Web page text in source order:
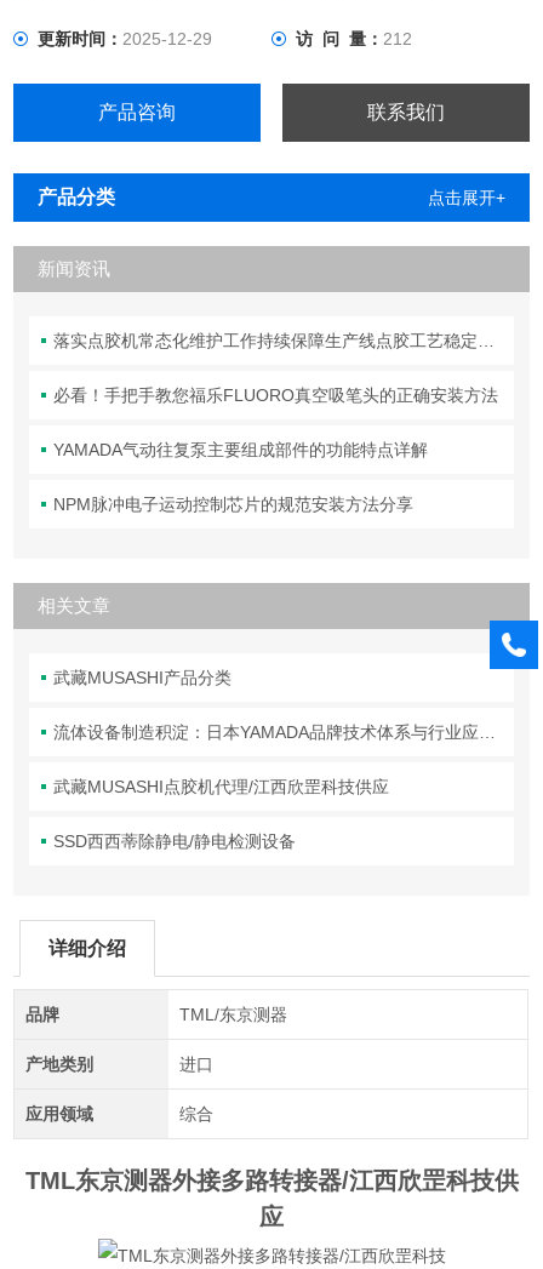
更新时间：2025-12-29 访 问 量： 212
产品咨询 联系我们
产品分类 点击展开+
新闻资讯
落实点胶机常态化维护工作持续保障生产线点胶工艺稳定合规
必看！手把手教您福乐FLUORO真空吸笔头的正确安装方法
YAMADA气动往复泵主要组成部件的功能特点详解
NPM脉冲电子运动控制芯片的规范安装方法分享
相关文章
武藏MUSASHI产品分类
流体设备制造积淀：日本YAMADA品牌技术体系与行业应用解析
武藏MUSASHI点胶机代理/江西欣罡科技供应
SSD西西蒂除静电/静电检测设备
详细介绍
品牌 TML/东京测器
产地类别 进口
应用领域 综合
TML东京测器外接多路转接器/江西欣罡科技供
应